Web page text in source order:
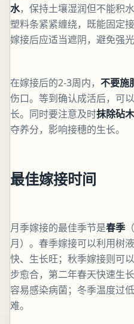
水，保持土壤湿润但不能积
塑料条紧紧缠绕，既能固定
嫁接后应适当遮阴，避免强
在嫁接后的2-3周内， 不要施
伤口。等到确认成活后，可
长。同时要注意及时抹除砧
夺养分，影响接穗的生长。
最佳嫁接时间
月季嫁接的最佳季节是春季
月）。春季嫁接可以利用树
快、生长旺；秋季嫁接则可
步愈合，第二年春天快速生
容易感染病菌；冬季温度过
难。